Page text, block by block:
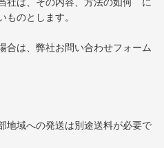
のとします。
合は、弊社お問い合わせフォーム
地域への発送は別途送料が必要で